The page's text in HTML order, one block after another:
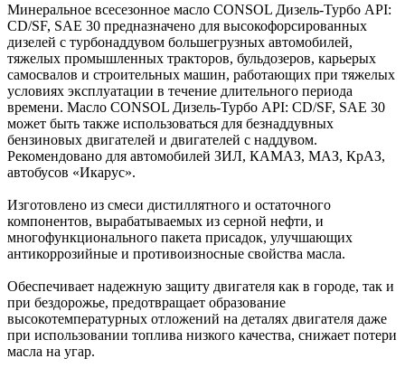
Минеральное всесезонное масло CONSOL Дизель-Турбо API:
CD/SF, SAE 30 предназначено для высокофорсированных
дизелей с турбонаддувом большегрузных автомобилей,
тяжелых промышленных тракторов, бульдозеров, карьерых
самосвалов и строительных машин, работающих при тяжелых
условиях эксплуатации в течение длительного периода
времени. Масло CONSOL Дизель-Турбо API: CD/SF, SAE 30
может быть также использоваться для безнаддувных
бензиновых двигателей и двигателей с наддувом.
Рекомендовано для автомобилей ЗИЛ, КАМАЗ, МАЗ, КрАЗ,
автобусов «Икарус».
Изготовлено из смеси дистиллятного и остаточного
компонентов, вырабатываемых из серной нефти, и
многофункционального пакета присадок, улучшающих
антикоррозийные и противоизносные свойства масла.
Обеспечивает надежную защиту двигателя как в городе, так и
при бездорожье, предотвращает образование
высокотемпературных отложений на деталях двигателя даже
при использовании топлива низкого качества, снижает потери
масла на угар.